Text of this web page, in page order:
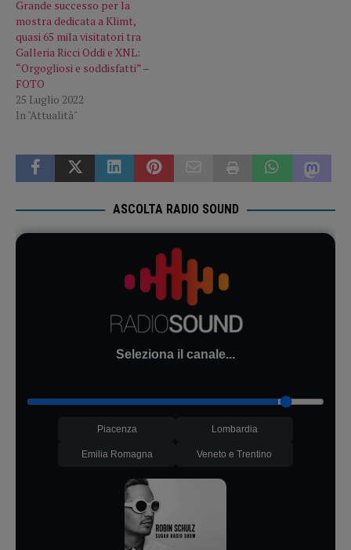
Grande successo per la
mostra dedicata a Klimt,
quasi 65 mila visitatori tra
Galleria Ricci Oddi e XNL:
“Orgogliosi e soddisfatti” –
FOTO
25 Luglio 2022
In "Attualità"
ASCOLTA RADIO SOUND
Seleziona il canale...
Piacenza Lombardia
Emilia Romagna Veneto e Trentino